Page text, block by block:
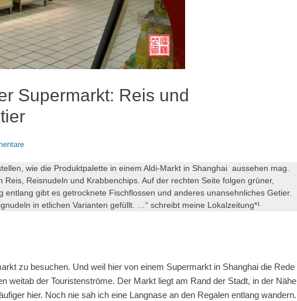
Supermarkt: Reis und
wie die Produktpalette in einem Aldi-Markt in Shanghai aussehen mag.
Reisnudeln und Krabbenchips. Auf der rechten Seite folgen grüner,
gibt es getrocknete Fischflossen und anderes unansehnliches Getier.
in etlichen Varianten gefüllt. …“ schreibt meine Lokalzeitung*¹
zu besuchen. Und weil hier von einem Supermarkt in Shanghai die Rede
weitab der Touristenströme. Der Markt liegt am Rand der Stadt, in der Nähe
hier. Noch nie sah ich eine Langnase an den Regalen entlang wandern.